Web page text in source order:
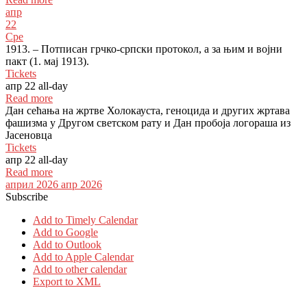
апр
22
Сре
1913. – Потписан грчко-српски протокол, а за њим и војни
пакт (1. мај 1913).
Tickets
апр 22 all-day
Read more
Дан сећања на жртве Холокауста, геноцида и других жртава
фашизма у Другом светском рату и Дан пробоја логораша из
Јасеновца
Tickets
апр 22 all-day
Read more
април 2026 апр 2026
Subscribe
Add to Timely Calendar
Add to Google
Add to Outlook
Add to Apple Calendar
Add to other calendar
Export to XML